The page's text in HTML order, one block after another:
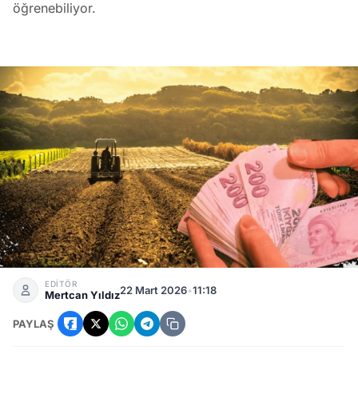
öğrenebiliyor.
Çiftçi Beklediği Ödemeye Kavuştu: Bu Ayın Tarım
EDİTÖR
Mertcan Yıldız22 Mart 2026•11:18
PAYLAŞ